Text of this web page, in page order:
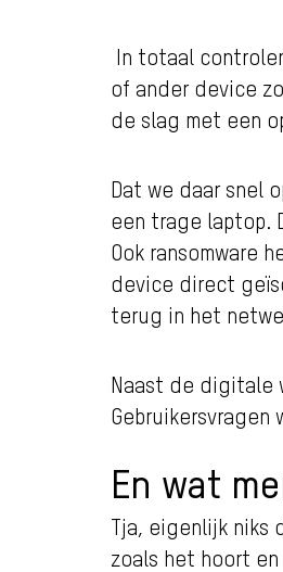
In totaal
of ander device
de slag met een
Dat we daar snel
een trage laptop.
Ook ransomware
device direct
terug in het
Naast de digitale
En wat
Tja, eigenlijk niks
zoals het hoort